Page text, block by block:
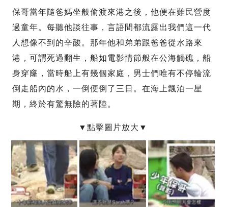
保哥當年隨爸媽坐般偷渡來港之後，他便在難民營度
過童年。每聽他談往事，言語間都流露出我們這一代
人想像不到的辛酸。那年他和弟弟跟爸爸從水路來
港，可謂死過翻生，船如電影情節般在公海觸礁，船
身穿窿，當時船上有幾個家庭，男士們唯有不停輪流
倒走船內的水，一倒便倒了三日。在海上飄泊一星
期，終於有驚無險的著陸。